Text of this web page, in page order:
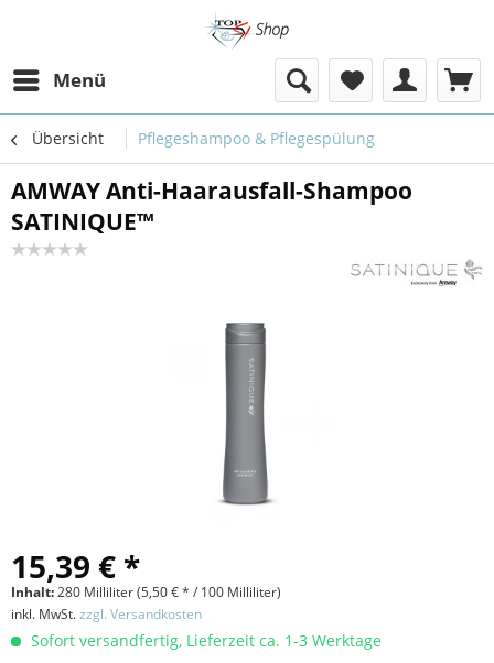
Menü
Übersicht Pflegeshampoo & Pflegespülung
AMWAY Anti-Haarausfall-Shampoo
SATINIQUE™
15,39 € *
Inhalt:280 Milliliter (5,50 €* / 100 Milliliter)
inkl. MwSt.zzgl. Versandkosten
Sofort versandfertig, Lieferzeit ca. 1-3 Werktage